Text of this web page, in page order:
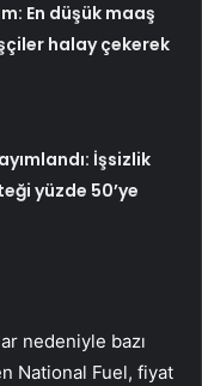
En düşük maaş
halay çekerek
İşsizlik
yüzde 50’ye
nedeniyle bazı
National Fuel, fiyat